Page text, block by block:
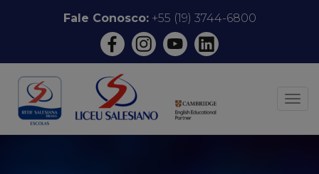
conteúdo
Fale Conosco:+55 (19) 3744-6800